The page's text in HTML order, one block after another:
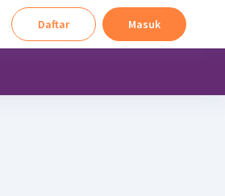
Daftar Masuk